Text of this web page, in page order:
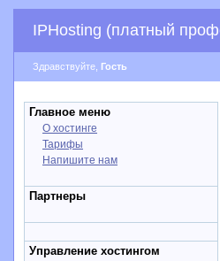
IPHosting (платный
Здравствуйте, Гость
Главное меню
О хостинге
Тарифы
Напишите нам
Партнеры
Управление хостингом